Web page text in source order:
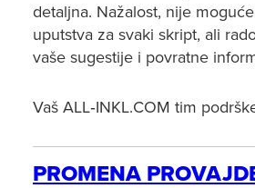
detaljna. Nažalost, nije
uputstva za svaki skript, ali
vaše sugestije i povratne
Vaš ALL‑INKL.COM tim
PROMENA